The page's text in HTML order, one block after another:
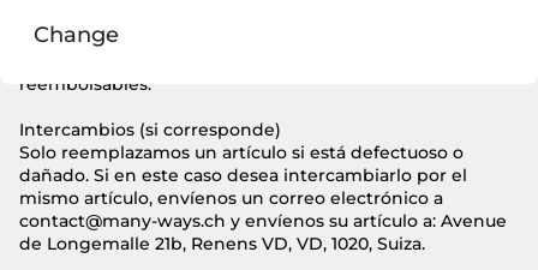
Solo los artículos a los precios actuales pueden ser
reembolsables.
Intercambios (si corresponde)
Solo reemplazamos un artículo si está defectuoso o
dañado. Si en este caso desea intercambiarlo por el
mismo artículo, envíenos un correo electrónico a
contact@many-ways.ch y envíenos su artículo a: Avenue
de Longemalle 21b, Renens VD, VD, 1020, Suiza.
Change